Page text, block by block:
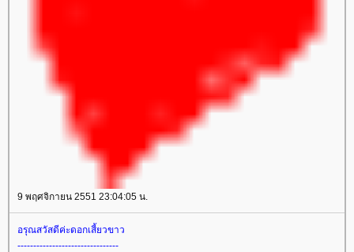
9 พฤศจิกายน 2551 23:04:05 น.
อรุณสวัสดีค่ะดอกเสี้ยวขาว
--------------------------------